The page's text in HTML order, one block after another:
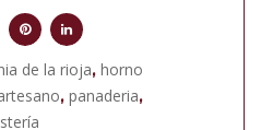
de la rioja, horno
, panaderia,